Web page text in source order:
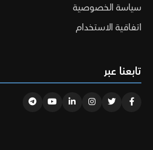
سياسة الخصوصية
اتفاقية الاستخدام
تابعنا عبر
Facebook
Twitter
Instagram
Linkedin
Youtube
Telegram